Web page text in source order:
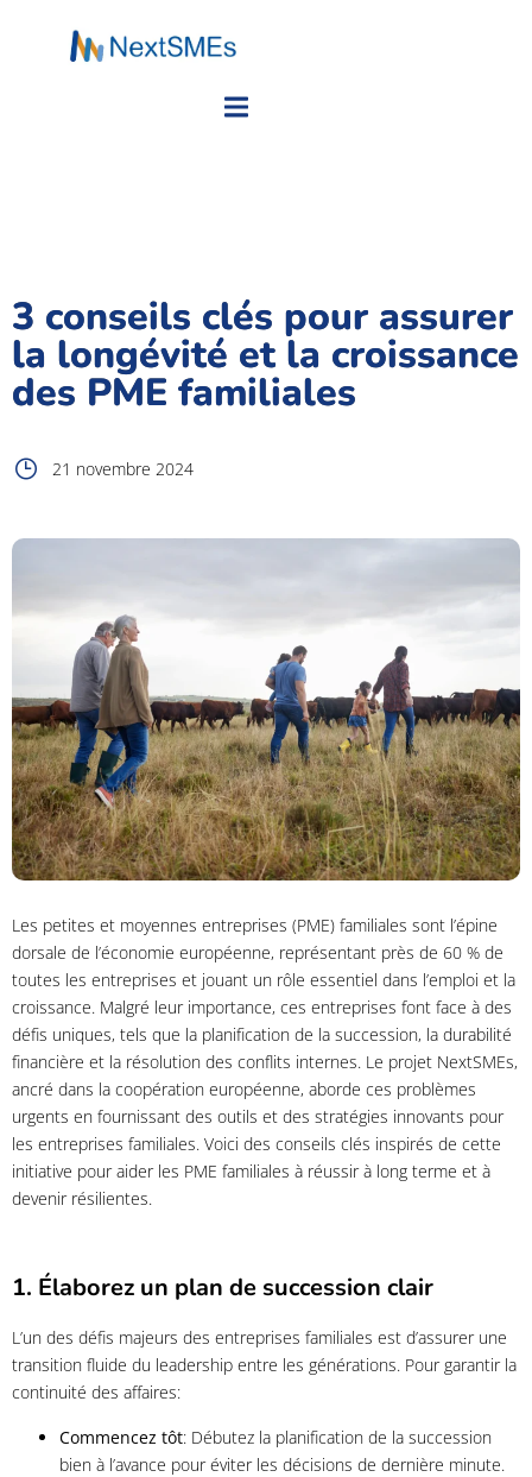
3 conseils clés pour assurer
la longévité et la croissance
des PME familiales
21 novembre 2024
Les petites et moyennes entreprises (PME) familiales sont l’épine
dorsale de l’économie européenne, représentant près de 60 % de
toutes les entreprises et jouant un rôle essentiel dans l’emploi et la
croissance. Malgré leur importance, ces entreprises font face à des
défis uniques, tels que la planification de la succession, la durabilité
financière et la résolution des conflits internes. Le projet NextSMEs,
ancré dans la coopération européenne, aborde ces problèmes
urgents en fournissant des outils et des stratégies innovants pour
les entreprises familiales. Voici des conseils clés inspirés de cette
initiative pour aider les PME familiales à réussir à long terme et à
devenir résilientes.
1. Élaborez un plan de succession clair
L’un des défis majeurs des entreprises familiales est d’assurer une
transition fluide du leadership entre les générations. Pour garantir la
continuité des affaires:
Commencez tôt: Débutez la planification de la succession
bien à l’avance pour éviter les décisions de dernière minute.